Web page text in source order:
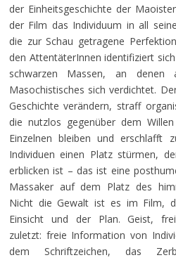
der Einheitsgeschichte der
der Film das Individuum in all
die zur Schau getragene
den AttentäterInnen identifiziert
schwarzen Massen, an denen
Masochistisches sich verdichtet.
Geschichte verändern, straff
die nutzlos gegenüber dem
Einzelnen bleiben und erschlafft
Individuen einen Platz stürmen,
erblicken ist – das ist eine
Massaker auf dem Platz des
Nicht die Gewalt ist es im Film,
Einsicht und der Plan. Geist,
zuletzt: freie Information von
dem Schriftzeichen, das